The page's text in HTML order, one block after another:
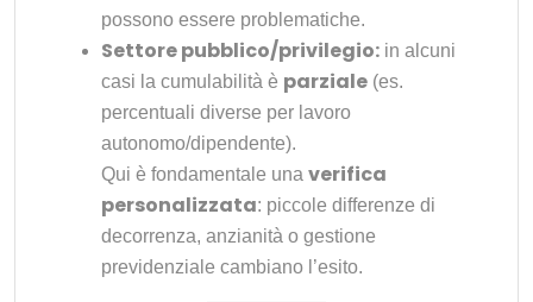
possono essere problematiche.
Settore pubblico/privilegio: in alcuni
casi la cumulabilità è parziale (es.
percentuali diverse per lavoro
autonomo/dipendente).
Qui è fondamentale una verifica
personalizzata: piccole differenze di
decorrenza, anzianità o gestione
previdenziale cambiano l’esito.